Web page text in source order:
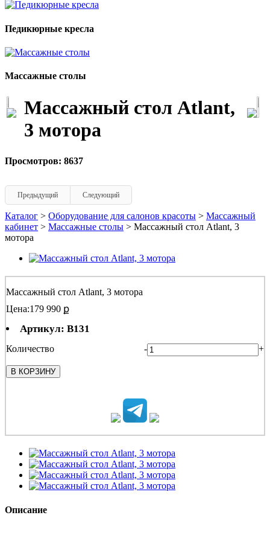
Педикюрные кресла
Массажные столы
Массажный стол Atlant,
3 мотора
Просмотров: 8637
Предыдущий Следующий
Каталог > Оборудование для салонов красоты > Массажный
кабинет > Массажные столы > Массажный стол Atlant, 3
мотора
Массажный стол Atlant, 3 мотора
Цена:179 990 ք
Артикул: B131
Количество - +
В КОРЗИНУ
Описание